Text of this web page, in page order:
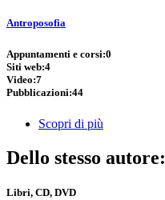
Antroposofia
Appuntamenti e corsi:0
Siti web:4
Video:7
Pubblicazioni:44
Scopri di più
Dello stesso autore:
Libri, CD, DVD